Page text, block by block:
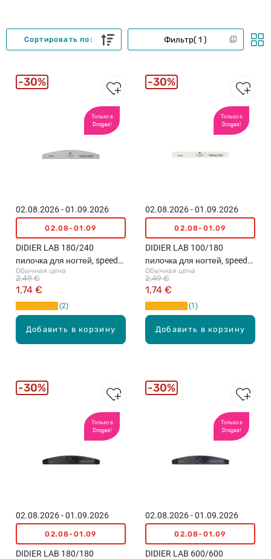
Фильтр 1
Сортировать по:
Только в
Drogas!
Добавить в корзину
02.08.2026 - 01.09.2026
02.08-01.09
DIDIER LAB 180/240
пилочка для ногтей, speedy
zebra
Обычная цена
1,74 €
2,49 €
2
30%
Только в
Drogas!
Добавить в корзину
02.08.2026 - 01.09.2026
02.08-01.09
DIDIER LAB 100/180
пилочка для ногтей, speede
white
Обычная цена
1,74 €
2,49 €
1
30%
Только в
Drogas!
02.08.2026 - 01.09.2026
02.08-01.09
DIDIER LAB 180/180
30%
Только в
Drogas!
02.08.2026 - 01.09.2026
02.08-01.09
DIDIER LAB 600/600
30%